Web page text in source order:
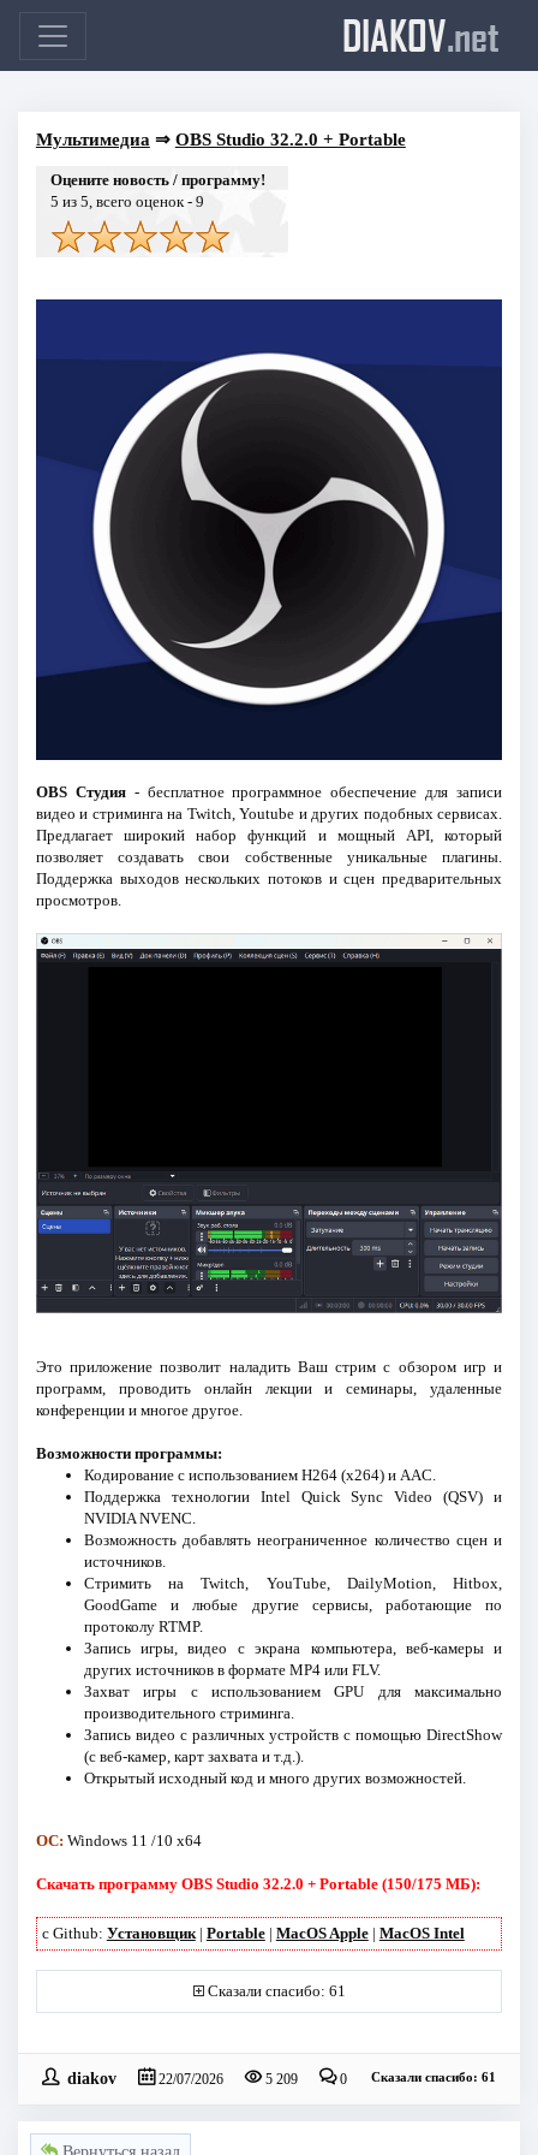
DIAKOV.net
Мультимедиа ⇒ OBS Studio 32.2.0 + Portable
Оцените новость / программу!
5 из 5, всего оценок - 9
OBS Студия- бесплатное программное обеспечение для записи
видео и стриминга на Twitch, Youtube и других подобных сервисах.
Предлагает широкий набор функций и мощный API, который
позволяет создавать свои собственные уникальные плагины.
Поддержка выходов нескольких потоков и сцен предварительных
просмотров.
Это приложение позволит наладить Ваш стрим с обзором игр и
программ, проводить онлайн лекции и семинары, удаленные
конференции и многое другое.
Возможности программы:
Кодирование с использованием H264 (x264) и AAC.
Поддержка технологии Intel Quick Sync Video (QSV) и
NVIDIA NVENC.
Возможность добавлять неограниченное количество сцен и
источников.
Стримить на Twitch, YouTube, DailyMotion, Hitbox,
GoodGame и любые другие сервисы, работающие по
протоколу RTMP.
Запись игры, видео с экрана компьютера, веб-камеры и
других источников в формате MP4 или FLV.
Захват игры с использованием GPU для максимально
производительного стриминга.
Запись видео с различных устройств с помощью DirectShow
(с веб-камер, карт захвата и т.д.).
Открытый исходный код и много других возможностей.
ОС: Windows 11 /10 x64
Скачать программу OBS Studio 32.2.0 + Portable (150/175 МБ):
с Github: Установщик| Portable| MacOS Apple| MacOS Intel
Сказали спасибо: 61
diakov 22/07/2026 5 209 0 Сказали спасибо: 61